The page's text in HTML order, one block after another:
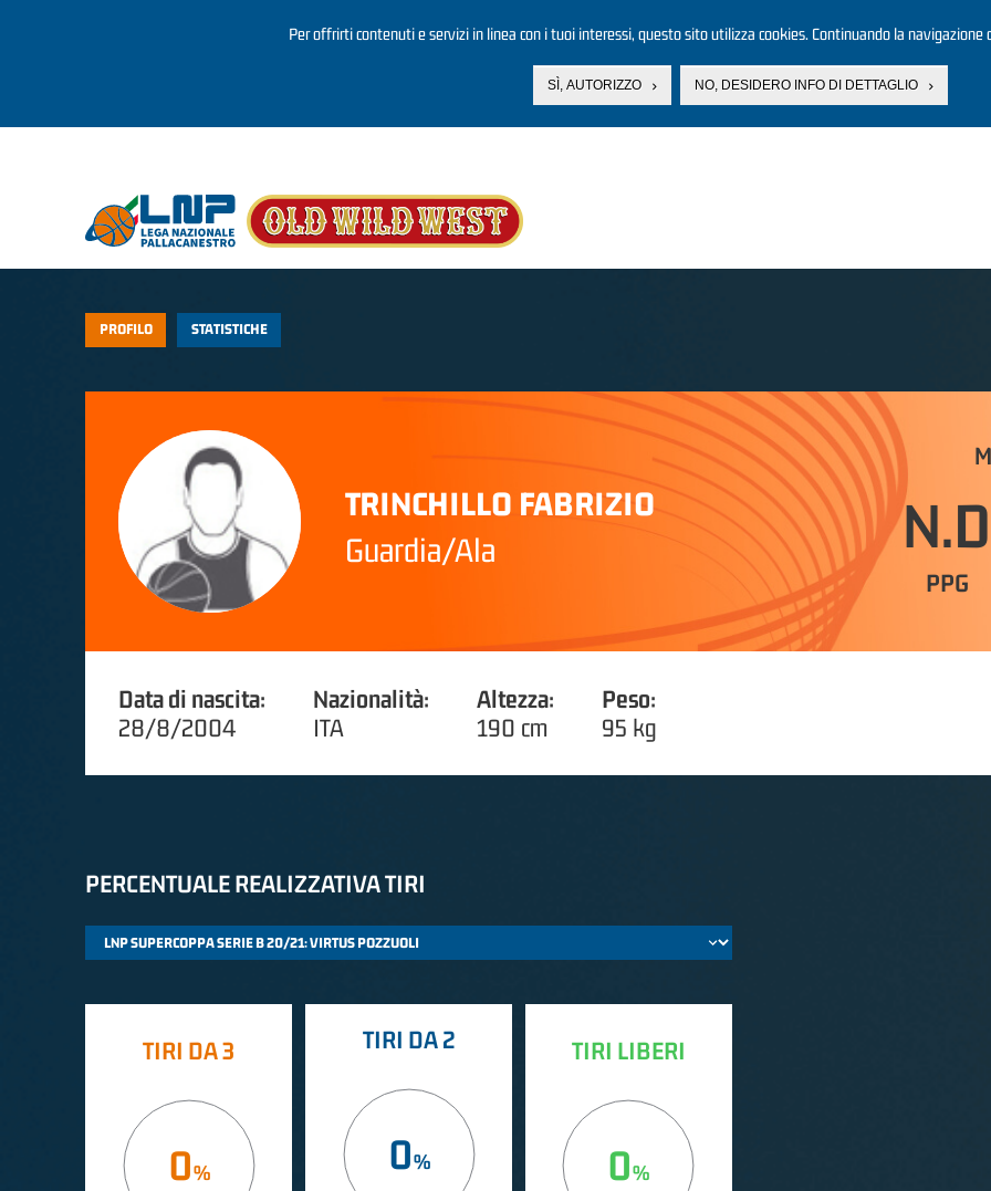
Per offrirti contenuti e servizi in linea con i tuoi interessi, questo sito utilizza cookies. Continuando la navigazione
SÌ, AUTORIZZO NO, DESIDERO INFO DI DETTAGLIO
PROFILO STATISTICHE
TRINCHILLO FABRIZIO
Guardia/Ala
N.D
PPG
Data di nascita:
28/8/2004
Nazionalità:
ITA
Altezza:
190 cm
Peso:
95 kg
PERCENTUALE REALIZZATIVA TIRI
TIRI DA 3
0
TIRI DA 2
0
TIRI LIBERI
0